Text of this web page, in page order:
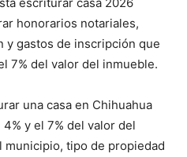
honorarios notariales,
y gastos de inscripción que
7% del valor del inmueble.
una casa en Chihuahua
y el 7% del valor del
tipo de propiedad